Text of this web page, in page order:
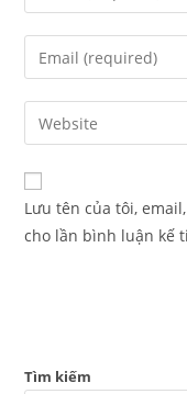
Lưu tên của tôi,
cho lần bình luận kế
Tìm kiếm